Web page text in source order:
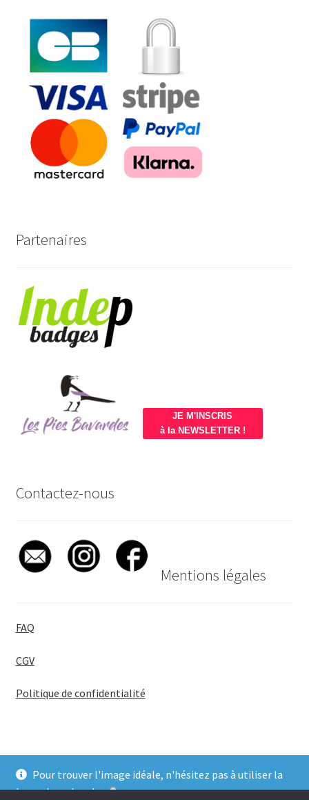
Pour trouver l'image idéale, n'hésitez pas à utiliser la
barre de recherche
Partenaires
JE M'INSCRIS
à la NEWSLETTER !
Contactez-nous
Mentions légales
FAQ
CGV
Politique de confidentialité
© BadgeGirl® 2026